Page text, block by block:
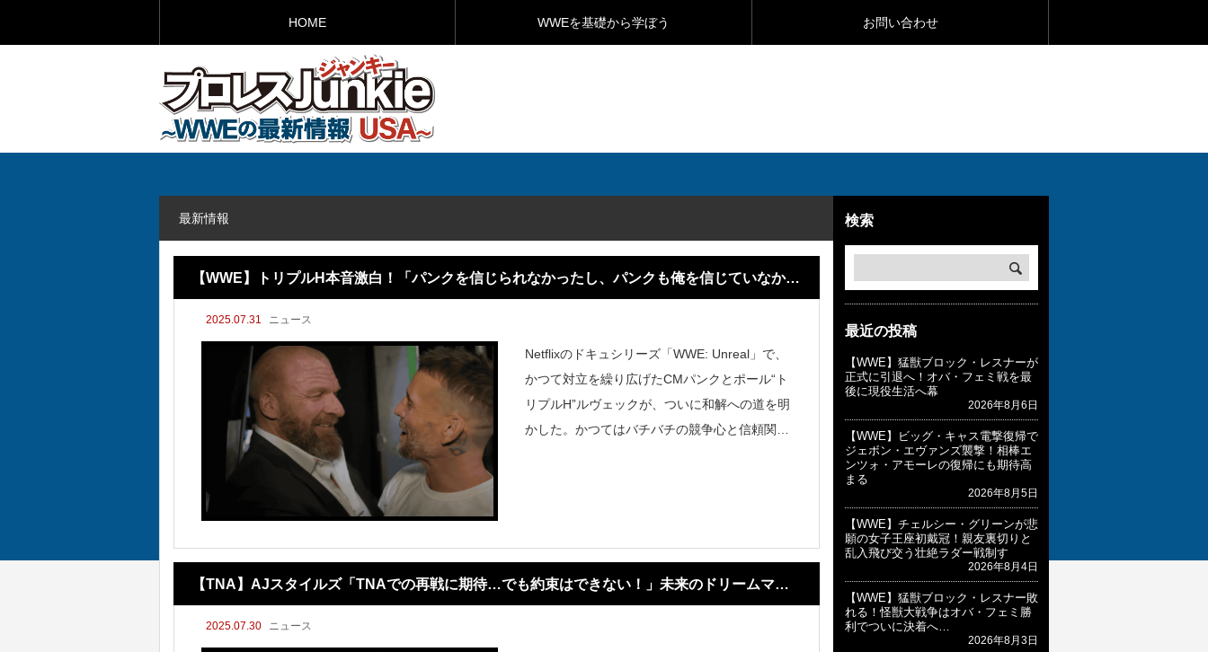
HOME WWEを基礎から学ぼう お問い合わせ
最新情報
【WWE】トリプルH本音激白！「パンクを信じられなかったし、パンクも俺を信じていなかっ
た」因縁の裏側が明らかに！
2025.07.31 ニュース
Netflixのドキュシリーズ「WWE: Unreal」で、
かつて対立を繰り広げたCMパンクとポール“ト
リプルH”ルヴェックが、ついに和解への道を明
かした。かつてはバチバチの競争心と信頼関係
【TNA】AJスタイルズ「TNAでの再戦に期待…でも約束はできない！」未来のドリームマッ
チにファン大注目！
2025.07.30 ニュース
検索
最近の投稿
【WWE】猛獣ブロック・レスナーが
正式に引退へ！オバ・フェミ戦を最
後に現役生活へ幕
2026年8月6日
【WWE】ビッグ・キャス電撃復帰で
ジェボン・エヴァンズ襲撃！相棒エ
ンツォ・アモーレの復帰にも期待高
まる
2026年8月5日
【WWE】チェルシー・グリーンが悲
願の女子王座初戴冠！親友裏切りと
乱入飛び交う壮絶ラダー戦制す
2026年8月4日
【WWE】猛獣ブロック・レスナー敗
れる！怪獣大戦争はオバ・フェミ勝
利でついに決着へ…
2026年8月3日